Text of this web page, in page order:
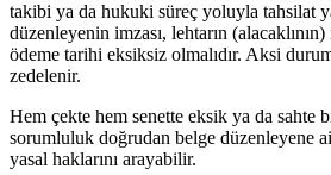
takibi ya da hukuki süreç yoluyla tahsilat
düzenleyenin imzası, lehtarın
ödeme tarihi eksiksiz olmalıdır. Aksi
zedelenir.
Hem çekte hem senette eksik ya da sahte
sorumluluk doğrudan belge düzenleyene
yasal haklarını arayabilir.